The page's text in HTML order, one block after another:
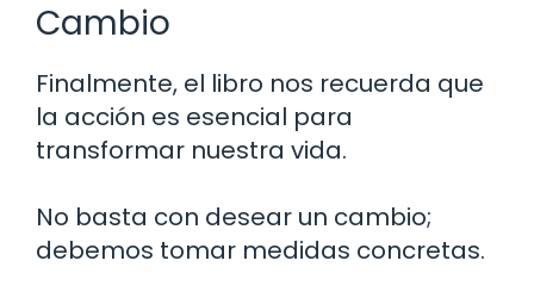
Cambio
Finalmente, el libro nos recuerda que
la acción es esencial para
transformar nuestra vida.
No basta con desear un cambio;
debemos tomar medidas concretas.